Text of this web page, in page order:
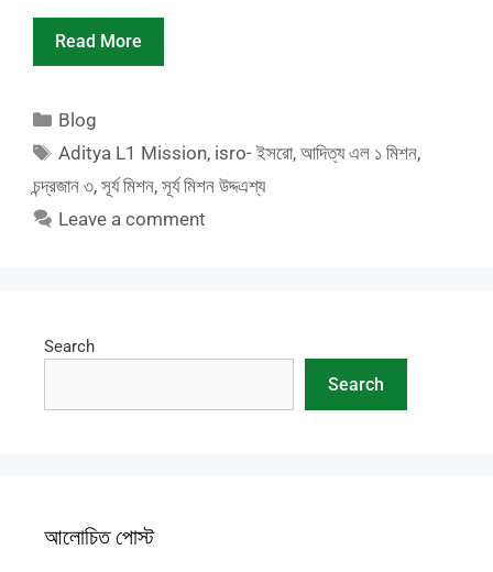
Read More
Categories
Blog
Tags
Aditya L1 Mission, isro- ইসরো,আদিত্য এল ১ মিশন,
চন্দ্রজান ৩, সূর্য মিশন, সূর্য মিশন উদ্দএশ্য
Leave a comment
Search
Search
আলোচিত পোস্ট